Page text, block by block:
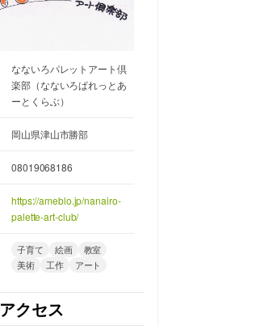
なないろパレットアート倶
楽部（なないろぱれっとあ
ーとくらぶ）
岡山県津山市勝部
08019068186
https://ameblo.jp/nanairo-
palette-art-club/
子育て 絵画
教室
美術
工作 アート
アクセス